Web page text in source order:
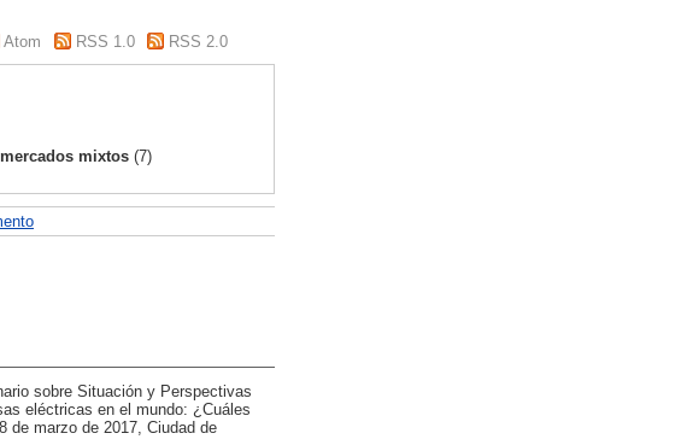
Atom RSS 1.0 RSS 2.0
mixtos (7)
sobre Situación y Perspectivas
eléctricas en el mundo: ¿Cuáles
de marzo de 2017, Ciudad de